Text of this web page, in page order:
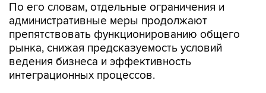
По его словам, отдельные ограничения и
административные меры продолжают
препятствовать функционированию общего
рынка, снижая предсказуемость условий
ведения бизнеса и эффективность
интеграционных процессов.